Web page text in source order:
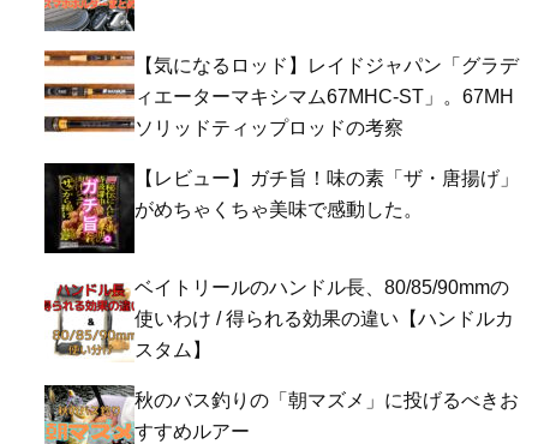
【気になるロッド】レイドジャパン「グラデ
ィエーターマキシマム67MHC-ST」。67MH
ソリッドティップロッドの考察
【レビュー】ガチ旨！味の素「ザ・唐揚げ」
がめちゃくちゃ美味で感動した。
ベイトリールのハンドル長、80/85/90mmの
使いわけ / 得られる効果の違い【ハンドルカ
スタム】
秋のバス釣りの「朝マズメ」に投げるべきお
すすめルアー